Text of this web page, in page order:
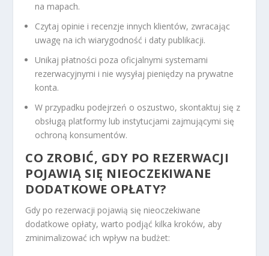
na mapach.
Czytaj opinie i recenzje innych klientów, zwracając
uwagę na ich wiarygodność i daty publikacji.
Unikaj płatności poza oficjalnymi systemami
rezerwacyjnymi i nie wysyłaj pieniędzy na prywatne
konta.
W przypadku podejrzeń o oszustwo, skontaktuj się z
obsługą platformy lub instytucjami zajmującymi się
ochroną konsumentów.
CO ZROBIĆ, GDY PO REZERWACJI
POJAWIĄ SIĘ NIEOCZEKIWANE
DODATKOWE OPŁATY?
Gdy po rezerwacji pojawią się nieoczekiwane
dodatkowe opłaty, warto podjąć kilka kroków, aby
zminimalizować ich wpływ na budżet: